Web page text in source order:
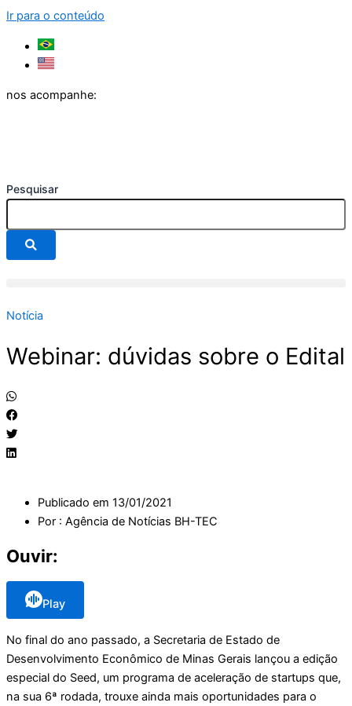
Ir para o conteúdo
nos acompanhe:
Pesquisar
Notícia
Webinar: dúvidas sobre o Edital
Publicado em 13/01/2021
Por : Agência de Notícias BH-TEC
Ouvir:
Play
No final do ano passado, a Secretaria de Estado de
Desenvolvimento Econômico de Minas Gerais lançou a edição
especial do Seed, um programa de aceleração de startups que,
na sua 6ª rodada, trouxe ainda mais oportunidades para o